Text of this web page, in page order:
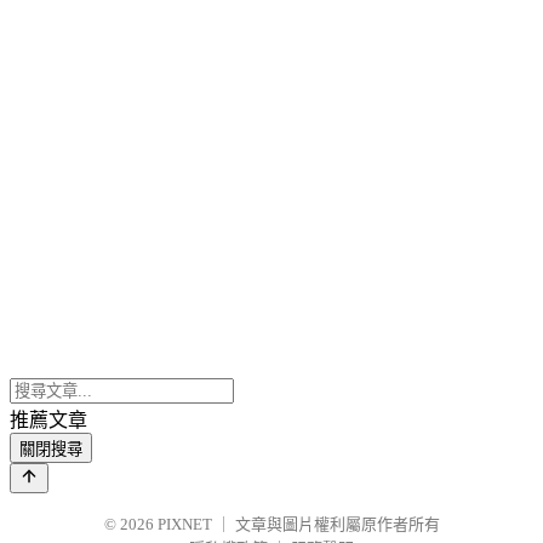
推薦文章
關閉搜尋
© 2026 PIXNET
文章與圖片權利屬原作者所有